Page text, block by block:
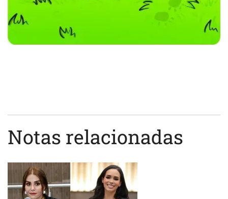
Notas relacionadas